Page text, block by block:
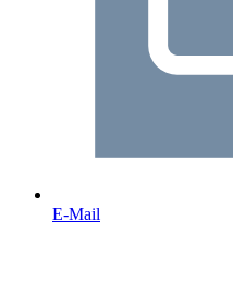
E-Mail